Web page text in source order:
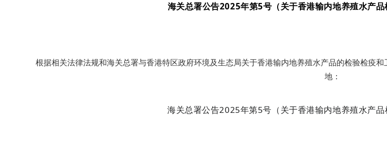
海关总署公告2025年第5号（关于香港输内地养殖水产品
根据相关法律法规和海关总署与香港特区政府环境及生态局关于香港输内地养殖水产品的检验检疫
地：
海关总署公告2025年第5号（关于香港输内地养殖水产品